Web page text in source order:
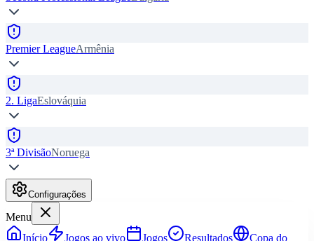
Premier LeagueArmênia
2. LigaEslováquia
3ª DivisãoNoruega
Configurações
Menu
Início
Jogos ao vivo Jogos Resultados
Copa do